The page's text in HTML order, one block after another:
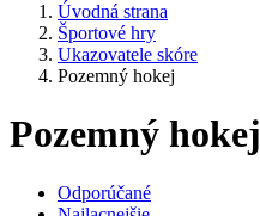
Úvodná strana
Športové hry
Ukazovatele skóre
Pozemný hokej
Pozemný hokej
Odporúčané